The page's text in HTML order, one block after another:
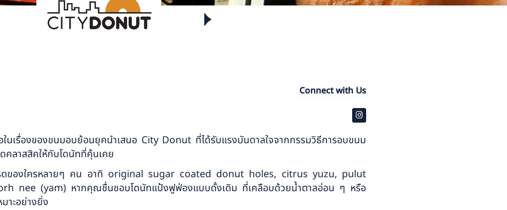
Connect with Us
เรื่องของขนมอบย้อนยุคนำเสนอ City Donut ที่ได้รับแรงบันดาลใจจากกรรมวิธีการอบขนม
คลาสสิคให้กับโดนัทที่คุ้นเคย
ปรดของใครหลายๆ คน อาทิ original sugar coated donut holes, citrus yuzu, pulut
nee (yam) หากคุณชื่นชอบโดนัทแป้งฟูฟ่องแบบดั้งเดิม ที่เคลือบด้วยน้ำตาลอ่อน ๆ หรือ
าะอย่างยิ่ง